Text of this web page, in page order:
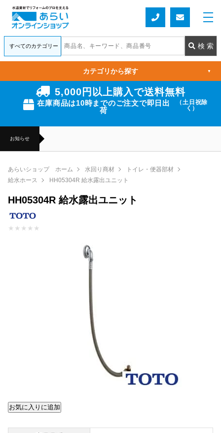
5,000円以上購入で送料無料
在庫商品は10時までのご注文で即日出
荷
（土日祝除
く）
お知らせ
カテゴリから探す ▼
あらいショップ ホーム 水回り商材
トイレ・便器部材
給水ホース
HH05304R 給水露出ユニット
HH05304R 給水露出ユニット
★ ★ ★ ★ ★